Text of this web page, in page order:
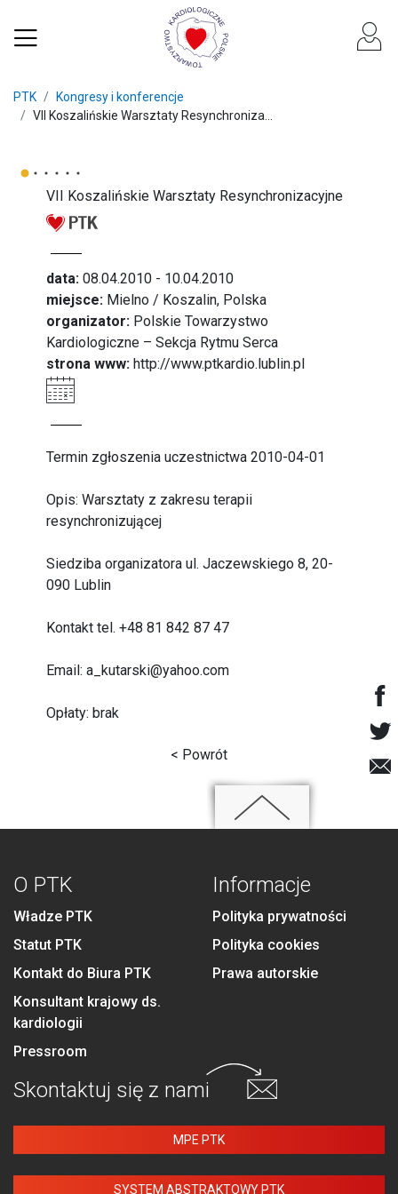
PTK
Kongresy i konferencje
VII Koszalińskie Warsztaty Resynchroniza...
VII Koszalińskie Warsztaty Resynchronizacyjne
data: 08.04.2010 - 10.04.2010
miejsce: Mielno / Koszalin, Polska
organizator: Polskie Towarzystwo
Kardiologiczne – Sekcja Rytmu Serca
strona www: http://www.ptkardio.lublin.pl
Termin zgłoszenia uczestnictwa 2010-04-01
Opis: Warsztaty z zakresu terapii
resynchronizującej
Siedziba organizatora ul. Jaczewskiego 8, 20-
090 Lublin
Kontakt tel. +48 81 842 87 47
Email: a_kutarski@yahoo.com
Opłaty: brak
< Powrót
O PTK
Władze PTK
Statut PTK
Kontakt do Biura PTK
Konsultant krajowy ds.
kardiologii
Pressroom
Informacje
Polityka prywatności
Polityka cookies
Prawa autorskie
Skontaktuj się z nami
MPE PTK
SYSTEM ABSTRAKTOWY PTK